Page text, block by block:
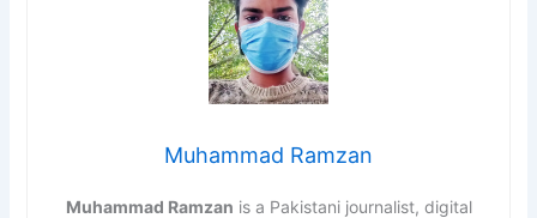
Muhammad Ramzan
Muhammad Ramzan is a Pakistani journalist, digital